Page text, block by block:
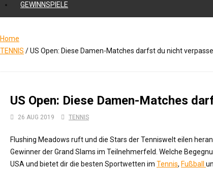
GEWINNSPIELE
Home
TENNIS /US Open: Diese Damen-Matches darfst du nicht
US Open: Diese Damen-Matches
26 AUG 2019 TENNIS
Flushing Meadows ruft und die Stars der Tenniswelt eilen
Gewinner der Grand Slams im Teilnehmerfeld. Welche
USA und bietet dir die besten Sportwetten im Tennis, Fußball